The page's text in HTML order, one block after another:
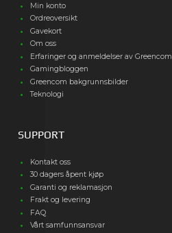
Min konto
Ordreoversikt
Gavekort
Om oss
Erfaringer og anmeldelser av Greencom
Gamingbloggen
Greencom bakgrunnsbilder
Teknologi
SUPPORT
Kontakt oss
30 dagers åpent kjøp
Garanti og reklamasjon
Frakt og levering
FAQ
Vårt samfunnsansvar